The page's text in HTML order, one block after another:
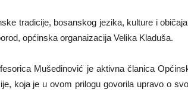
tradicije, bosanskog jezika, kulture i
općinska organaizacija Velika Kladuša.
Mušedinović je aktivna članica
koja je u ovom prilogu govorila upravo o